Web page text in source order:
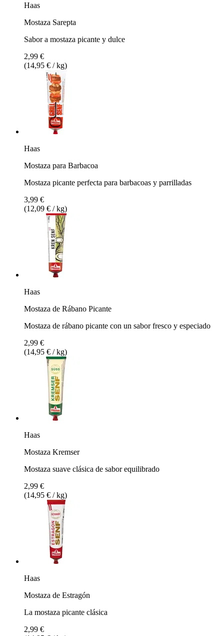
Haas
Mostaza Sarepta
Sabor a mostaza picante y dulce
2,99 €
(14,95 € / kg)
Haas
Mostaza para Barbacoa
Mostaza picante perfecta para barbacoas y parrilladas
3,99 €
(12,09 € / kg)
Haas
Mostaza de Rábano Picante
Mostaza de rábano picante con un sabor fresco y especiado
2,99 €
(14,95 € / kg)
Haas
Mostaza Kremser
Mostaza suave clásica de sabor equilibrado
2,99 €
(14,95 € / kg)
Haas
Mostaza de Estragón
La mostaza picante clásica
2,99 €